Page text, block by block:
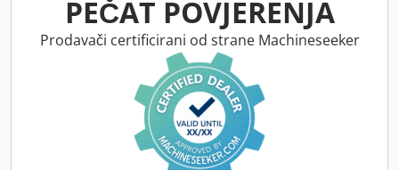
PEČAT POVJERENJA
Prodavači certificirani od strane Machineseeker